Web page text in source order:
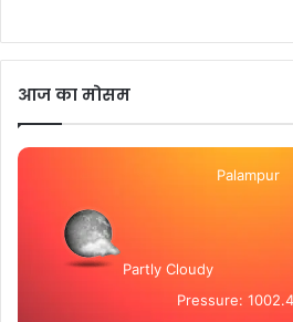
आज का मोसम
Palampur
Partly Cloudy
Pressure: